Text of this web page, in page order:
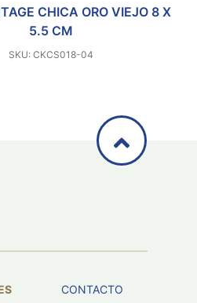
CHICA ORO VIEJO 8 X
5.5 CM
SKU: CKCS018-04
CONTACTO